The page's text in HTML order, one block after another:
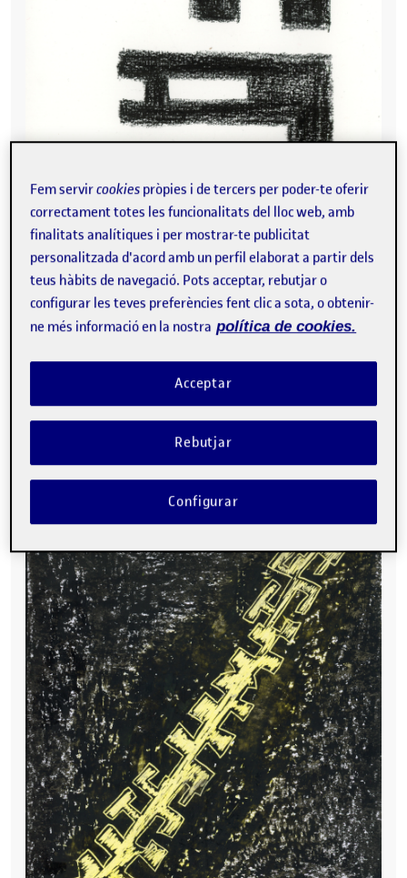
Título: «El rompecabezas».
Dibujo hecho sobre papel de grano fino A5 180 g/m
con carboncillo.
Fem servircookies pròpies i de tercers per poder-te oferir
correctament totes les funcionalitats del lloc web, amb
finalitats analítiques i per mostrar-te publicitat
personalitzada d'acord amb un perfil elaborat a partir dels
teus hàbits de navegació. Pots acceptar, rebutjar o
configurar les teves preferències fent clic a sota, o obtenir-
ne més informació en la nostra política de cookies.
Rebutjar
Acceptar
Configurar